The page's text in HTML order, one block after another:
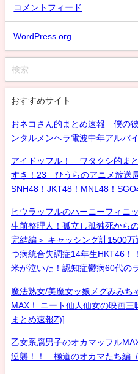
コメントフィード
WordPress.org
おすすめサイト
おネコさん的まとめ速報 僕の
ンタルメンヘラ電波中年アルバ
アイドッフル！ ワタクシ的ま
すき！23 ひうらのアニメ放送
SNH48！JKT48！MNL48！
ヒウラッフルのハーニーフィニ
生前整理人！孤立し孤独死から
完結編＞ キャッシング計1500
つ病統合失調症14年生HKT46！
米が泣いた！認知症鬱病60代の
魔法熟女/美魔女ッ娘メグみみち
MAX！ ニート仙人仙女の映画
まとめ速報Z)]
乙女系腐男子のオカマッフル
逆襲！！ 極道のオカマたち編（